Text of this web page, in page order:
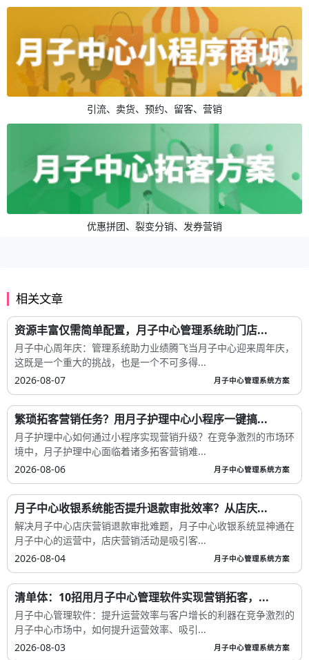
引流、卖货、预约、留客、营销
优惠拼团、裂变分销、发券营销
相关文章
资源丰富仅需简单配置，月子中心管理系统助门店...
月子中心周年庆：管理系统助力业绩腾飞当月子中心迎来周年庆，
这既是一个重大的挑战，也是一个不可多得...
2026-08-07
月子中心管理系统方案
繁琐拓客营销任务？用月子护理中心小程序一键搞...
月子护理中心如何通过小程序实现营销升级？在竞争激烈的市场环
境中，月子护理中心面临着诸多拓客营销难...
2026-08-06
月子中心管理系统方案
月子中心收银系统能否提升退款审批效率？从店庆...
解决月子中心店庆营销退款审批难题，月子中心收银系统显神通在
月子中心的运营中，店庆营销活动是吸引客...
2026-08-04
月子中心管理系统方案
清单体：10招用月子中心管理软件实现营销拓客，...
月子中心管理软件：提升运营效率与客户增长的利器在竞争激烈的
月子中心市场中，如何提升运营效率、吸引...
2026-08-03
月子中心管理系统方案